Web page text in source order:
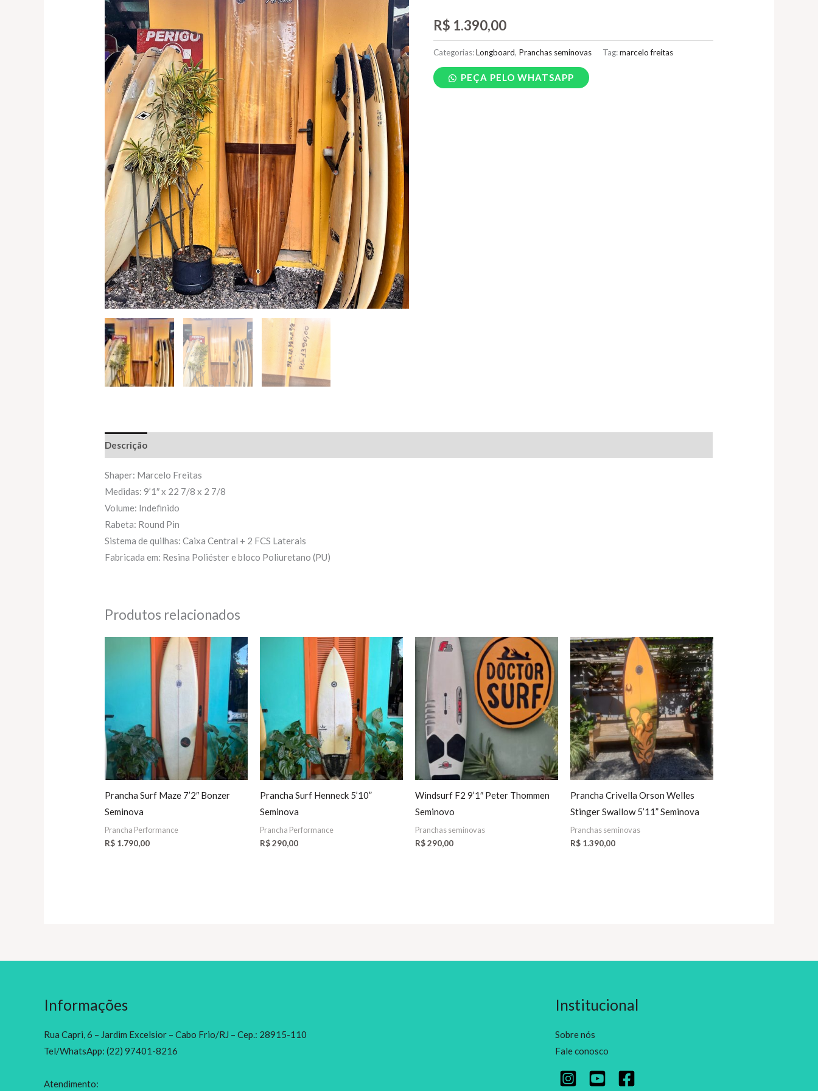
R$ 1.390,00
Categorias:Longboard, Pranchas seminovas Tag:marcelo freitas
PEÇA PELO WHATSAPP
Descrição
Shaper: Marcelo Freitas
Medidas: 9’1″ x 22 7/8 x 2 7/8
Volume: Indefinido
Rabeta: Round Pin
Sistema de quilhas: Caixa Central + 2 FCS Laterais
Fabricada em: Resina Poliéster e bloco Poliuretano (PU)
Produtos relacionados
Prancha Surf Maze 7’2″ Bonzer
Seminova
Prancha Performance
R$ 1.790,00
Prancha Surf Henneck 5’10”
Seminova
Prancha Performance
R$290,00
Windsurf F2 9’1″ Peter Thommen
Seminovo
Pranchas seminovas
R$290,00
Prancha Crivella Orson Welles
Stinger Swallow 5’11” Seminova
Pranchas seminovas
R$1.390,00
Informações
Rua Capri, 6 – Jardim Excelsior – Cabo Frio/RJ – Cep.: 28915-110
Tel/WhatsApp: (22) 97401-8216
Atendimento:
Institucional
Sobre nós
Fale conosco